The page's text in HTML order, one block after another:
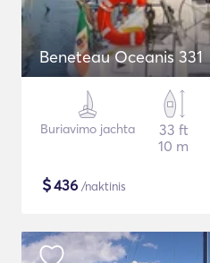
Beneteau Oceanis 331
Buriavimo jachta
33 ft
10 m
$436 /naktinis